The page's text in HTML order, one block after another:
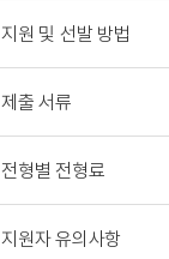
지원 및 선발 방법
제출 서류
전형별 전형료
지원자 유의사항